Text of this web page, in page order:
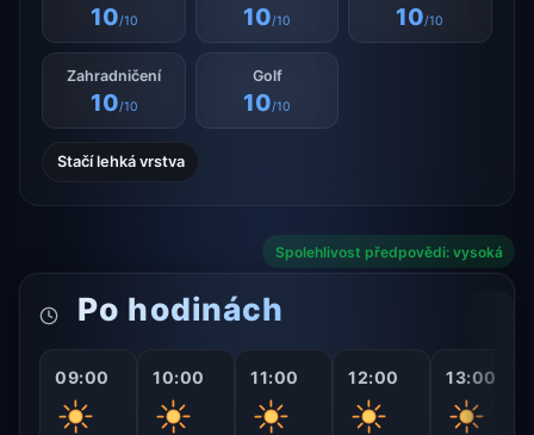
10/10 10/10 10/10
Zahradničení
10/10
Golf
10/10
Stačí lehká vrstva
Spolehlivost předpovědi: vysoká
Po hodinách
09:00 10:00 11:00 12:00 13:00